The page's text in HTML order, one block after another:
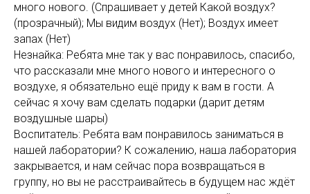
много нового. (Спрашивает у детей Какой воздух?
(прозрачный); Мы видим воздух (Нет); Воздух имеет
запах (Нет)
Незнайка: Ребята мне так у вас понравилось, спасибо,
что рассказали мне много нового и интересного о
воздухе, я обязательно ещё приду к вам в гости. А
сейчас я хочу вам сделать подарки (дарит детям
воздушные шары)
Воспитатель: Ребята вам понравилось заниматься в
нашей лаборатории? К сожалению, наша лаборатория
закрывается, и нам сейчас пора возвращаться в
группу, но вы не расстраивайтесь в будущем нас ждёт